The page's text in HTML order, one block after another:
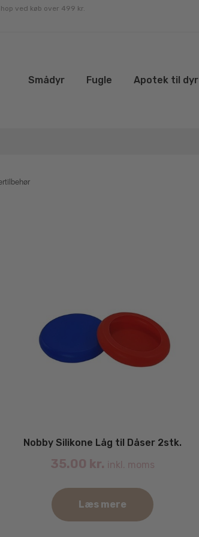
ved køb over 499 kr.
Smådyr Fugle Apotek til dyr
Nobby Silikone Låg til Dåser 2stk.
35.00 kr. inkl. moms
Læs mere